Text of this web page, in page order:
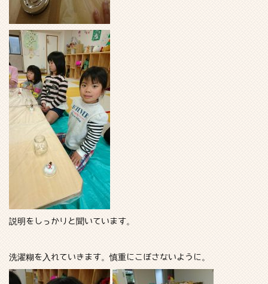
説明をしっかりと聞いています。
洗濯糊を入れていきます。慎重にこぼさないように。